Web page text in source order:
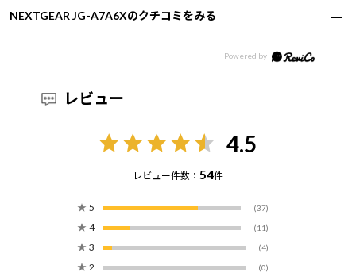
NEXTGEAR JG-A7A6Xのクチコミをみる
レビュー
4.5
レビュー件数： 54件
★ 5 (37)
★ 4 (11)
★ 3 (4)
★ 2 (0)